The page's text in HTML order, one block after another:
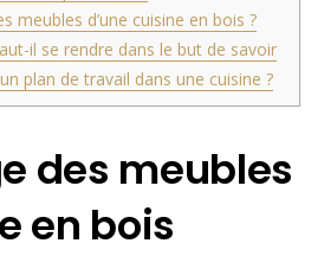
meubles d’une cuisine en bois ?
il se rendre dans le but de savoir
plan de travail dans une cuisine ?
des meubles
en bois